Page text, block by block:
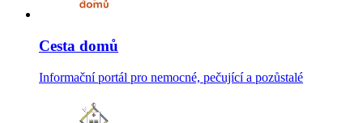
Cesta domů
Informační portál pro nemocné, pečující a pozůstalé